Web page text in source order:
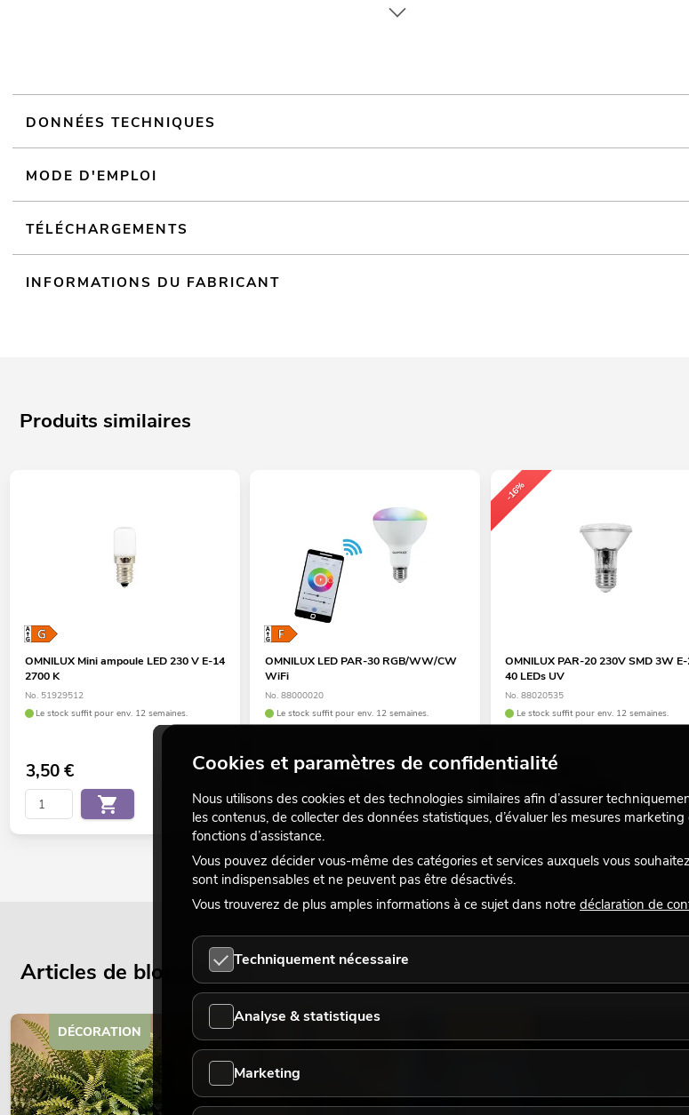
DONNÉES TECHNIQUES
MODE D'EMPLOI
TÉLÉCHARGEMENTS
INFORMATIONS DU FABRICANT
Produits similaires
OMNILUX Mini ampoule LED 230 V E-14
2700 K
No. 51929512
Le stock suffit pour env. 12 semaines.
3,50€
OMNILUX LED PAR-30 RGB/WW/CW
WiFi
No. 88000020
Le stock suffit pour env. 12 semaines.
15,90€
-16%
OMNILUX PAR-20 230V SMD 3W
40 LEDs UV
No. 88020535
Le stock suffit pour env. 12 semaines.
6,90 € 5,80
Articles de blog actuels
DÉCORATION
Cookies et paramètres de confidentialité
Nous utilisons des cookies et des technologies similaires afin d’assurer
les contenus, de collecter des données statistiques, d’évaluer les mesures
fonctions d’assistance.
Vous pouvez décider vous-même des catégories et services auxquels vous
sont indispensables et ne peuvent pas être désactivés.
Vous trouverez de plus amples informations à ce sujet dans notre déclaration de
Techniquement nécessaire
Analyse & statistiques
Marketing